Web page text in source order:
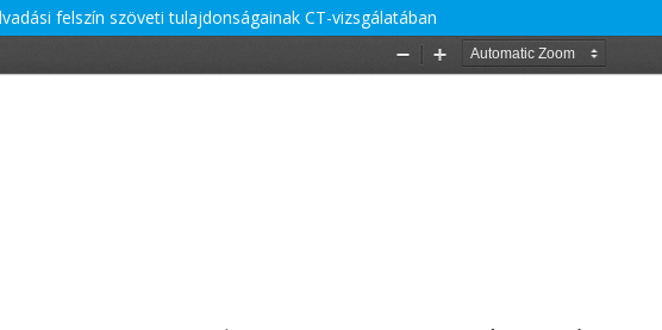
felszín szöveti tulajdonságainak CT-vizsgálatában